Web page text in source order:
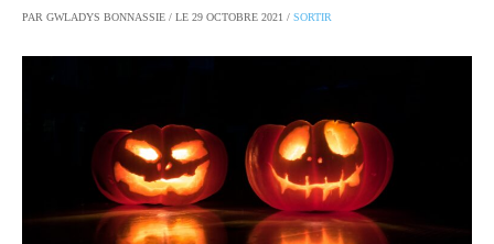
PAR GWLADYS BONNASSIE / LE 29 OCTOBRE 2021 / SORTIR